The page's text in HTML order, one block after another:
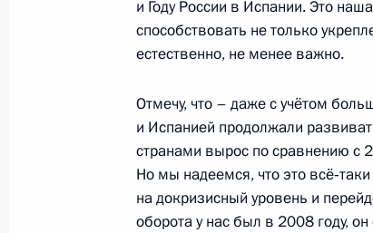
Встреча с представителями
25 февраля 2011 года, 13:00
Дмитрий Медведев
Карлосом I
24 февраля 2011 года, 22:00
и Году России в Испании. Это
способствовать не только
естественно, не менее важно.
Отмечу, что – даже с учётом
и Испанией продолжали
странами вырос по сравнению с
Но мы надеемся, что это
на докризисный уровень и
оборота у нас был в 2008 году,